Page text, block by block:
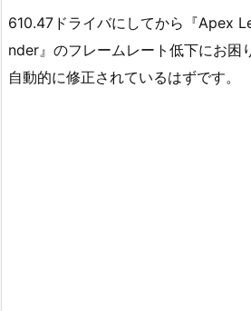
610.47ドライバにしてから『Apex
nder』のフレームレート低下にお困
自動的に修正されているはずです。